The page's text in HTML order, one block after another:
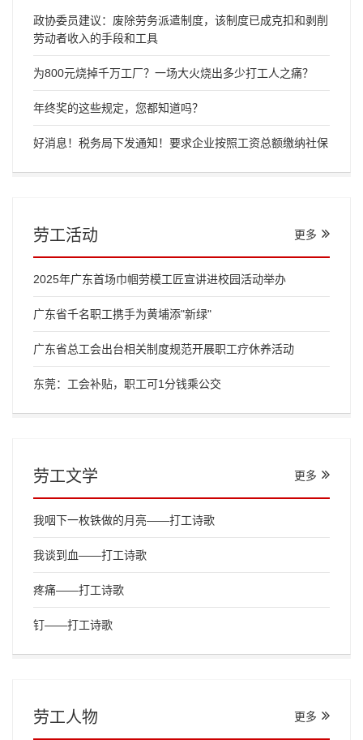
政协委员建议：废除劳务派遣制度，该制度已成克扣和剥削
劳动者收入的手段和工具
为800元烧掉千万工厂？一场大火烧出多少打工人之痛？
年终奖的这些规定，您都知道吗？
好消息！税务局下发通知！要求企业按照工资总额缴纳社保
劳工活动 更多
2025年广东首场巾帼劳模工匠宣讲进校园活动举办
广东省千名职工携手为黄埔添"新绿"
广东省总工会出台相关制度规范开展职工疗休养活动
东莞：工会补贴，职工可1分钱乘公交
劳工文学 更多
我咽下一枚铁做的月亮——打工诗歌
我谈到血——打工诗歌
疼痛——打工诗歌
钉——打工诗歌
劳工人物 更多